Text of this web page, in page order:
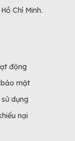
Chí Minh.
động
bảo mật
dụng
nại